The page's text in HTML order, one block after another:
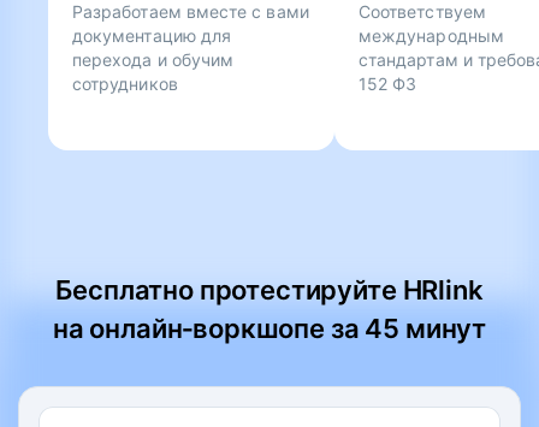
Разработаем вместе с вами
документацию для
перехода и обучим
сотрудников
Соответствуем
международным
стандартам и
152 ФЗ
Бесплатно протестируйте HRlink
на онлайн‑воркшопе за 45 минут